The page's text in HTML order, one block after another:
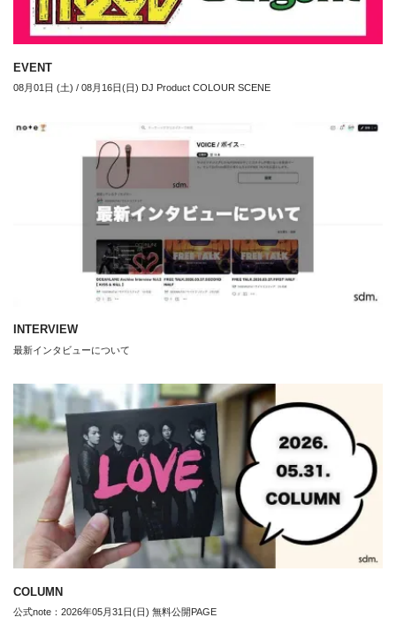
EVENT
08月01日 (土) / 08月16日(日) DJ Product COLOUR SCENE
INTERVIEW
最新インタビューについて
COLUMN
公式note：2026年05月31日(日) 無料公開PAGE